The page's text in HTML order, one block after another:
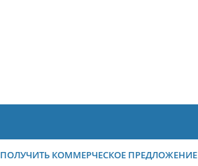
ПОЛУЧИТЬ КОММЕРЧЕСКОЕ ПРЕДЛОЖЕНИЕ